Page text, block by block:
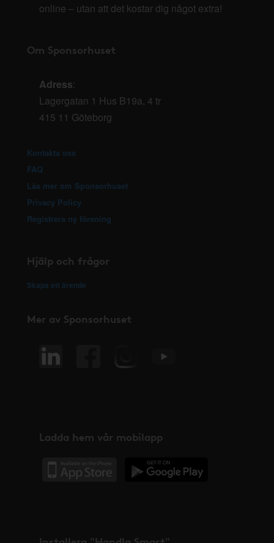
online – utan att det kostar dig något extra!
Om Sponsorhuset
Adress:
Lagergatan 1 Hus B19a, 4 tr
415 11 Göteborg
Kontakta oss
FAQ
Läs mer om Sponsorhuset
Privacy Policy
Registrera ny förening
Hjälp och frågor
Skapa ett ärende
Mer av Sponsorhuset
Ladda hem vår mobilapp